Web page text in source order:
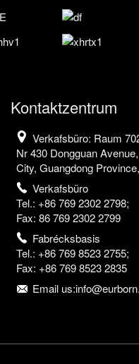
Kontaktzentrum
Verkafsbüro: Raum
Nr 430 Dongguan
City, Guangdong
Verkafsbüro
Tel.: +86 769 2302 2798;
Fax: 86 769 2302 2799
Fabrécksbasis
Tel.: +86 769 8523 2755;
Fax: +86 769 8523 2835
Email